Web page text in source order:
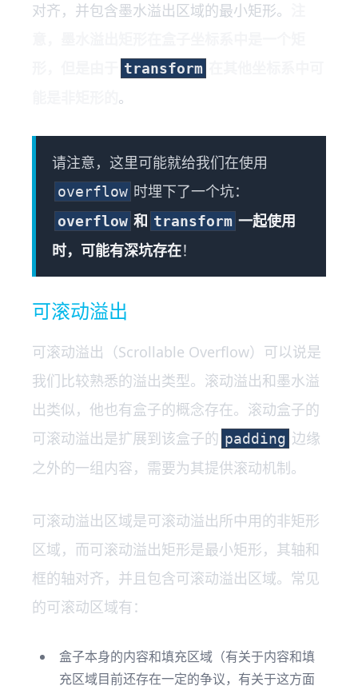
对齐，并包含墨水溢出区域的最小矩形。
transform
。
请注意，这里可能就给我们在使用
overflow 时埋下了一个坑：
overflow 和 transform 一起使用
时，可能有深坑存在！
可滚动溢出
可滚动溢出（Scrollable Overflow）可以说是
我们比较熟悉的溢出类型。滚动溢出和墨水溢
出类似，他也有盒子的概念存在。滚动盒子的
可滚动溢出是扩展到该盒子的 padding 边缘
之外的一组内容，需要为其提供滚动机制。
可滚动溢出区域是可滚动溢出所中用的非矩形
区域，而可滚动溢出矩形是最小矩形，其轴和
框的轴对齐，并且包含可滚动溢出区域。常见
的可滚动区域有：
盒子本身的内容和填充区域（有关于内容和填
充区域目前还存在一定的争议，有关于这方面